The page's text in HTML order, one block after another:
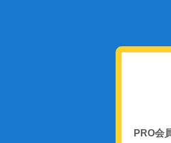
PRO会